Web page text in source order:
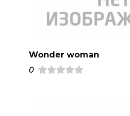
Wonder woman
0